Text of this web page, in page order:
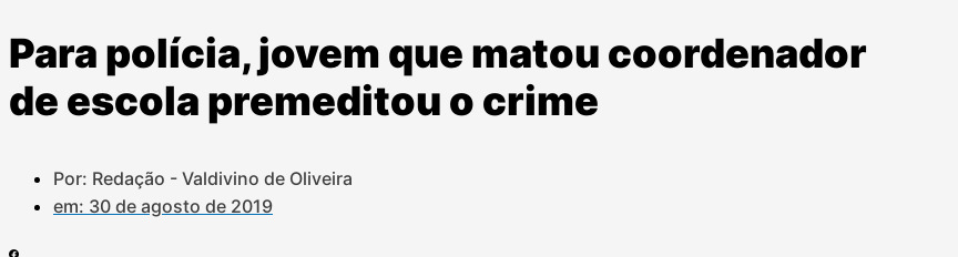
Para polícia, jovem que matou coordenador
de escola premeditou o crime
Por: Redação - Valdivino de Oliveira
em: 30 de agosto de 2019